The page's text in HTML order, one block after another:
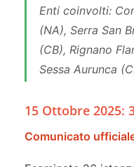
Enti coinvolti:
(NA), Serra San
(CB), Rignano
Sessa Aurunca
15 Ottobre 2025:
Comunicato